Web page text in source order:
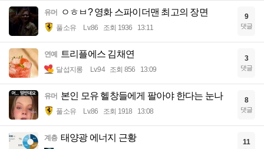
유머 ㅇㅎㅂ? 영화 스파이더맨 최고의 장면
풀소유 Lv.86 조회 1936 13:11
9
댓글
연예 트리플에스 김채연
달섭지롱 Lv.94 조회 856 13:09
3
댓글
유머 본인 모유 헬창들에게 팔아야 한다는 눈나
풀소유 Lv.86 조회 1918 13:08
8
댓글
계층 태양광 에너지 근황 11